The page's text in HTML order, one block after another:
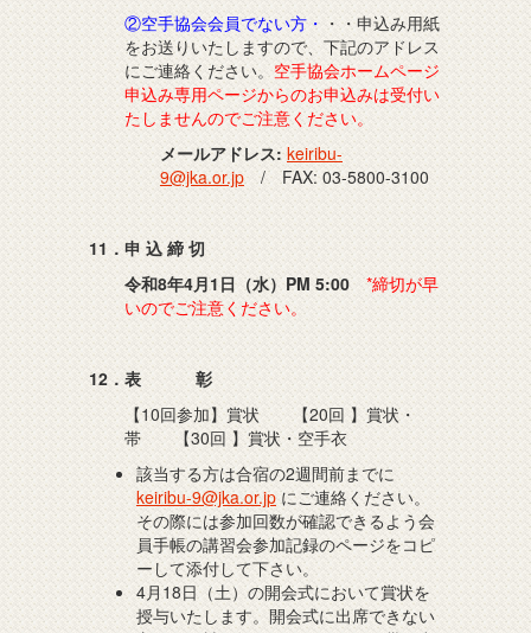
②空手協会会員でない方・ ・・申込み用紙
をお送りいたしますので、下記のアドレス
にご連絡ください。空手協会ホームページ
申込み専用ページからのお申込みは受付い
たしませんのでご注意ください。
メールアドレス:keiribu-
9@jka.or.jp/ FAX: 03-5800-3100
11．申 込 締 切
令和8年4月1日（水）PM 5:00*締切が早
いのでご注意ください。
12．表 彰
【10回参加】賞状 【20回 】賞状・
帯 【30回 】賞状・空手衣
該当する方は合宿の2週間前までに
keiribu-9@jka.or.jpにご連絡ください。
その際には参加回数が確認できるよう会
員手帳の講習会参加記録のページをコピ
ーして添付して下さい。
4月18日（土）の開会式において賞状を
授与いたします。開会式に出席できない